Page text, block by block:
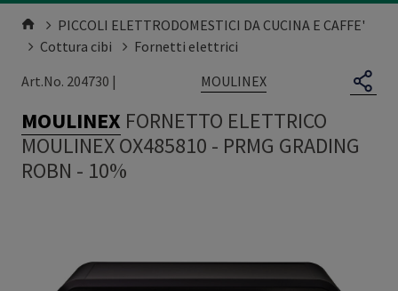
PICCOLI ELETTRODOMESTICI DA CUCINA E CAFFE'
Cottura cibi
Fornetti elettrici
Art.No. 204730 |
MOULINEX
MOULINEX FORNETTO ELETTRICO
MOULINEX OX485810 - PRMG GRADING
ROBN - 10%